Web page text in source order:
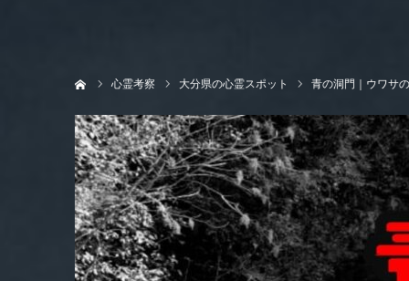
心霊考察 大分県の心霊スポット 青の洞門｜ウワサ